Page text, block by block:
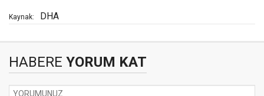
Kaynak: DHA
HABERE YORUM KAT